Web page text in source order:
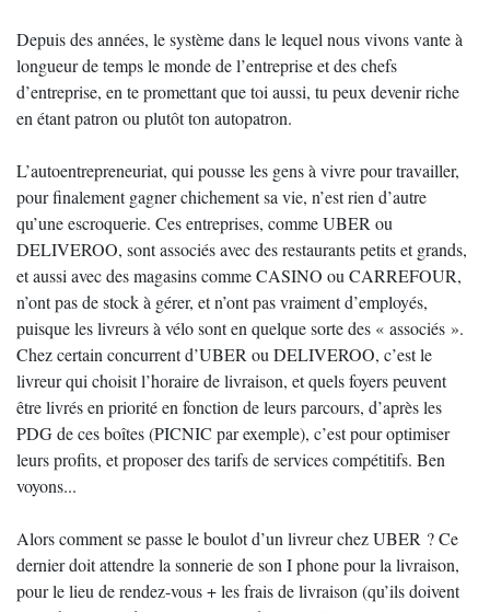
Depuis des années, le système dans le lequel nous vivons vante à
longueur de temps le monde de l’entreprise et des chefs
d’entreprise, en te promettant que toi aussi, tu peux devenir riche
en étant patron ou plutôt ton autopatron.
L’autoentrepreneuriat, qui pousse les gens à vivre pour travailler,
pour finalement gagner chichement sa vie, n’est rien d’autre
qu’une escroquerie. Ces entreprises, comme UBER ou
DELIVEROO, sont associés avec des restaurants petits et grands,
et aussi avec des magasins comme CASINO ou CARREFOUR,
n’ont pas de stock à gérer, et n’ont pas vraiment d’employés,
puisque les livreurs à vélo sont en quelque sorte des « associés ».
Chez certain concurrent d’UBER ou DELIVEROO, c’est le
livreur qui choisit l’horaire de livraison, et quels foyers peuvent
être livrés en priorité en fonction de leurs parcours, d’après les
PDG de ces boîtes (PICNIC par exemple), c’est pour optimiser
leurs profits, et proposer des tarifs de services compétitifs. Ben
voyons...
Alors comment se passe le boulot d’un livreur chez UBER ? Ce
dernier doit attendre la sonnerie de son I phone pour la livraison,
pour le lieu de rendez-vous + les frais de livraison (qu’ils doivent